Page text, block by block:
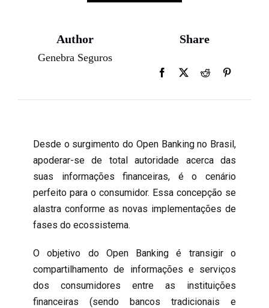
Author
Genebra Seguros
Share
Desde o surgimento do Open Banking no Brasil,
apoderar-se de total autoridade acerca das
suas informações financeiras, é o cenário
perfeito para o consumidor. Essa concepção se
alastra conforme as novas implementações de
fases do ecossistema.
O objetivo do Open Banking é transigir o
compartilhamento de informações e serviços
dos consumidores entre as instituições
financeiras (sendo bancos tradicionais e